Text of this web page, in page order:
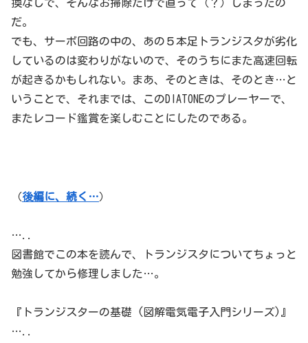
換なしで、そんなお掃除だけで直って（？）しまったの
だ。
でも、サーボ回路の中の、あの５本足トランジスタが劣化
しているのは変わりがないので、そのうちにまた高速回転
が起きるかもしれない。まあ、そのときは、そのとき…と
いうことで、それまでは、このDIATONEのプレーヤーで、
またレコード鑑賞を楽しむことにしたのである。
（後編に、続く…）
…..
図書館でこの本を読んで、トランジスタについてちょっと
勉強してから修理しました…。
『トランジスターの基礎 (図解電気電子入門シリーズ)』
…..